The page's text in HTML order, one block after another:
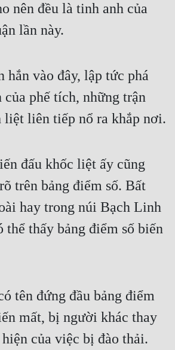
nên đều là tinh anh của
lần này.
hắn vào đây, lập tức phá
của phế tích, những trận
liệt liên tiếp nổ ra khắp nơi.
đấu khốc liệt ấy cũng
trên bảng điểm số. Bất
hay trong núi Bạch Linh
thể thấy bảng điểm số biến
tên đứng đầu bảng điểm
mất, bị người khác thay
của việc bị đào thải.